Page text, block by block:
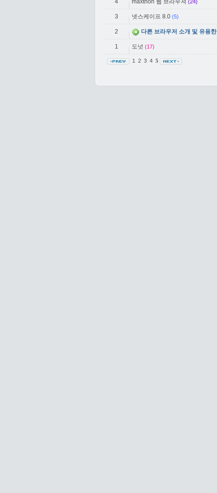
4 maxthon 웹 브라우져 (24)
3 넷스케이프 8.0 (5)
2 다른 브라우저 소개 및 유용
1 도넛 (17)
1 2 3 4 5